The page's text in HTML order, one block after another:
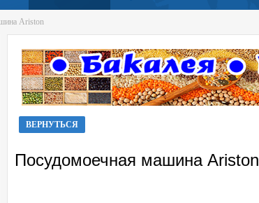
Ariston
ВЕРНУТЬСЯ
Посудомоечная машина Ariston